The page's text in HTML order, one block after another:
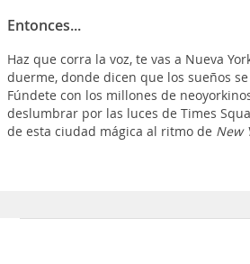
Entonces...
Haz que corra la voz, te vas a Nueva
duerme, donde dicen que los sueños
Fúndete con los millones de
deslumbrar por las luces de Times
de esta ciudad mágica al ritmo de New